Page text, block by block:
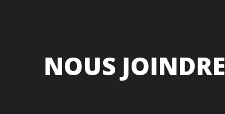
NOUS JOINDRE